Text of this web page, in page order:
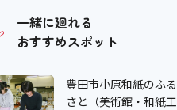
一緒に廻れる
おすすめスポット
豊田市小原和紙のふる
さと（美術館・和紙工